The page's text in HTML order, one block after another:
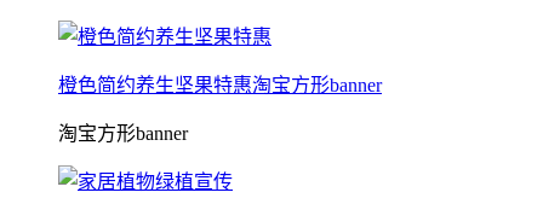
橙色简约养生坚果特惠淘宝方形banner
淘宝方形banner